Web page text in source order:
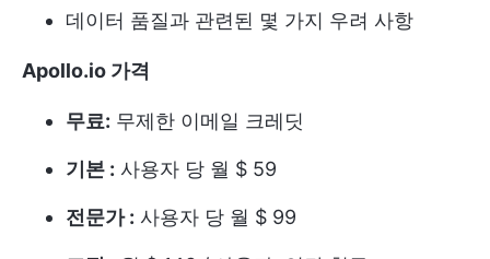
데이터 품질과 관련된 몇 가지 우려 사항
Apollo.io 가격
무료: 무제한 이메일 크레딧
기본 : 사용자 당 월 $ 59
전문가 : 사용자 당 월 $ 99